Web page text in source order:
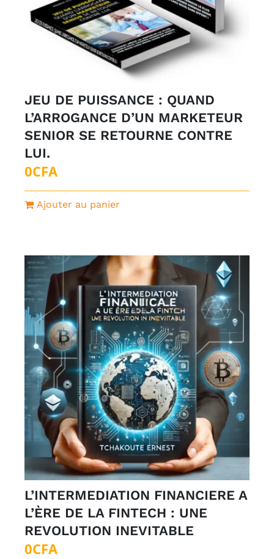
JEU DE PUISSANCE : QUAND
L’ARROGANCE D’UN MARKETEUR
SENIOR SE RETOURNE CONTRE
LUI.
0CFA
Ajouter au panier
L’INTERMEDIATION FINANCIERE A
L’ÈRE DE LA FINTECH : UNE
REVOLUTION INEVITABLE
0CFA